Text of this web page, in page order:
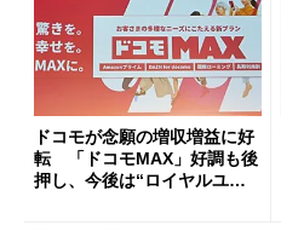
ドコモが念願の増収増益に好
転 「ドコモMAX」好調も後
押し、今後は“ロイヤルユー